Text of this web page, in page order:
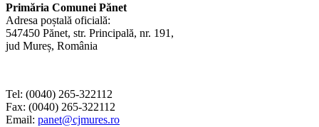
Primăria Comunei Pănet
Adresa poștală oficială:
547450 Pănet, str. Principală, nr. 191,
jud Mureș, România
Tel: (0040) 265-322112
Fax: (0040) 265-322112
Email: panet@cjmures.ro